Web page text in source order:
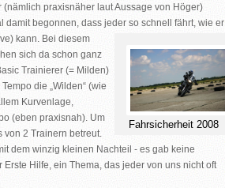
(nämlich praxisnäher laut Aussage von Höger)
damit begonnen, dass jeder so schnell fährt, wie er
kann. B
Fahrsicherheit 2008
ei diesem
sich da schon ganz
Trainierer (= Milden)
die „Wilden“ (wie
Kurvenlage,
(eben praxisnah). Um
von 2 Trainern betreut.
dem winzig kleinen Nachteil - es gab keine
Hilfe, ein Thema, das jeder von uns nicht oft